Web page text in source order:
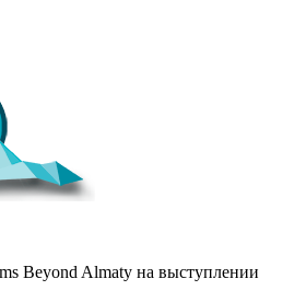
Beyond Almaty на выступлении